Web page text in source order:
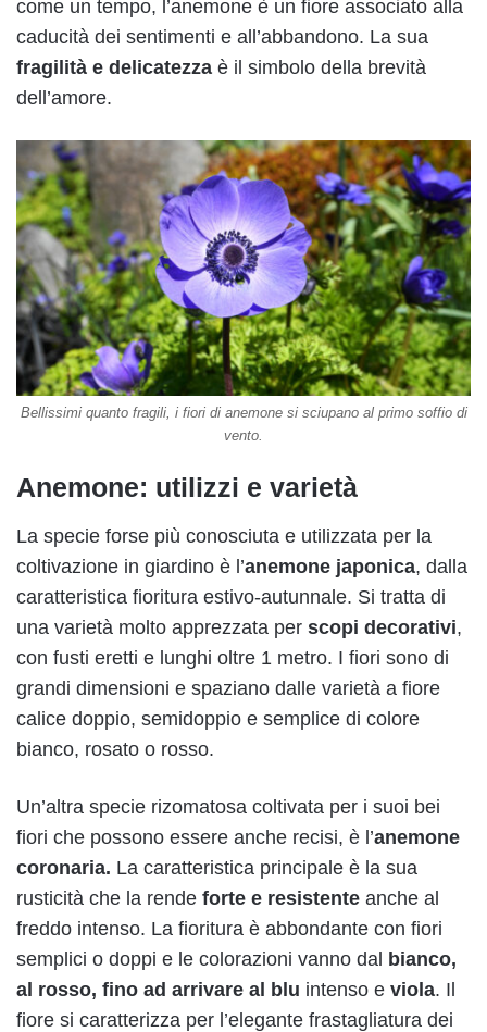
come un tempo, l’anemone è un fiore associato alla
caducità dei sentimenti e all’abbandono. La sua
fragilità e delicatezza è il simbolo della brevità
dell’amore.
Bellissimi quanto fragili, i fiori di anemone si sciupano al primo soffio di
vento.
Anemone: utilizzi e varietà
La specie forse più conosciuta e utilizzata per la
coltivazione in giardino è l’anemone japonica, dalla
caratteristica fioritura estivo-autunnale. Si tratta di
una varietà molto apprezzata per scopi decorativi,
con fusti eretti e lunghi oltre 1 metro. I fiori sono di
grandi dimensioni e spaziano dalle varietà a fiore
calice doppio, semidoppio e semplice di colore
bianco, rosato o rosso.
Un’altra specie rizomatosa coltivata per i suoi bei
fiori che possono essere anche recisi, è l’anemone
coronaria. La caratteristica principale è la sua
rusticità che la rende forte e resistente anche al
freddo intenso. La fioritura è abbondante con fiori
semplici o doppi e le colorazioni vanno dal bianco,
al rosso, fino ad arrivare al blu intenso e viola. Il
fiore si caratterizza per l’elegante frastagliatura dei